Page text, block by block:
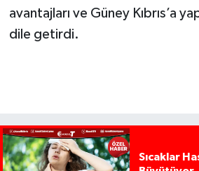
avantajları ve Güney Kıbrıs’a
dile getirdi.
Sıcaklar